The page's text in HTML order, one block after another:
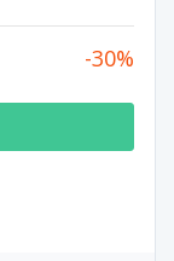
30